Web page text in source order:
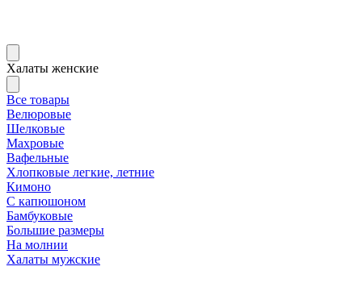
Халаты женские
Все товары
Велюровые
Шелковые
Махровые
Вафельные
Хлопковые легкие, летние
Кимоно
С капюшоном
Бамбуковые
Большие размеры
На молнии
Халаты мужские